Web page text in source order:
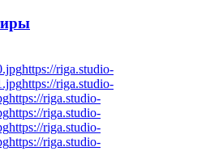
https://riga.studio-
https://riga.studio-
https://riga.studio-
https://riga.studio-
https://riga.studio-
https://riga.studio-